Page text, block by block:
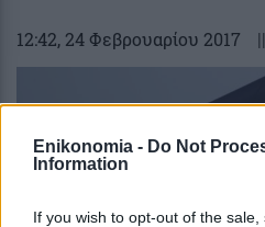
Enikonomia - Do Not
Information
If you wish to opt-out of the
12:42, 24 Φεβρουαρίου 2017 ||